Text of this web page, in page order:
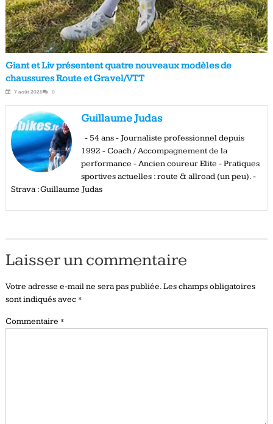
Giant et Liv présentent quatre nouveaux modèles de
chaussures Route et Gravel/VTT
7 août 2026 0
Guillaume Judas
- 54 ans - Journaliste professionnel depuis
1992 - Coach / Accompagnement de la
performance - Ancien coureur Elite - Pratiques
sportives actuelles : route & allroad (un peu). -
Strava : Guillaume Judas
Laisser un commentaire
Votre adresse e-mail ne sera pas publiée.Les champs obligatoires
sont indiqués avec *
Commentaire *